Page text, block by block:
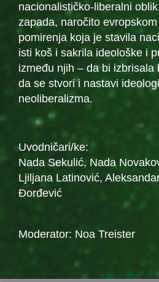
nacionalističko-liberalni
zapada, naročito
pomirenja koja je stavila
isti koš i sakrila ideološke i
između njih – da bi izbrisala
da se stvori i nastavi
neoliberalizma.
Uvodničari/ke:
Nada Sekulić, Nada
Ljiljana Latinović,
Đorđević
Moderator: Noa Treister